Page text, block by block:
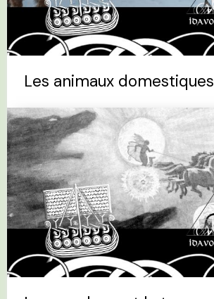
Les animaux domestiques